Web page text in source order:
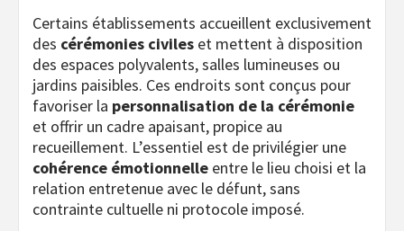
Certains établissements accueillent exclusivement
des cérémonies civiles et mettent à disposition
des espaces polyvalents, salles lumineuses ou
jardins paisibles. Ces endroits sont conçus pour
favoriser la personnalisation de la cérémonie
et offrir un cadre apaisant, propice au
recueillement. L’essentiel est de privilégier une
cohérence émotionnelle entre le lieu choisi et la
relation entretenue avec le défunt, sans
contrainte cultuelle ni protocole imposé.